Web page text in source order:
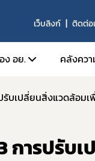
เว็บลิงก์ ติดต่อ
ง อย.
รยื่นคำขอผ่านระบบอิเ
คลังคว
3. ศู
การปรับเ